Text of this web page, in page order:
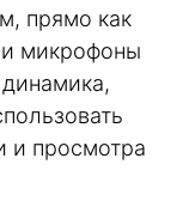
прямо как
микрофоны
и просмотра